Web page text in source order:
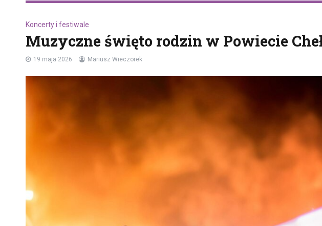
Koncerty i festiwale
Muzyczne święto rodzin w Powiecie
19 maja 2026 Mariusz Wieczorek